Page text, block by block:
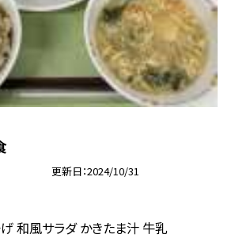
更新日 2024/10/31
和風サラダ かきたま汁 牛乳